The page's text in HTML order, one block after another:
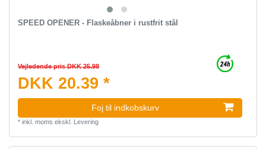
SPEED OPENER - Flaskeåbner i rustfrit stål
Vejledende pris DKK 25.98
DKK 20.39 *
Foj til indkobskurv
* inkl. moms ekskl. Levering